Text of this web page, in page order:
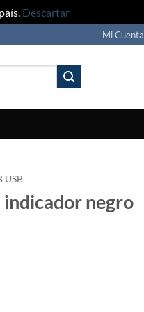
Descartar
Mi Cuenta
USB
indicador negro